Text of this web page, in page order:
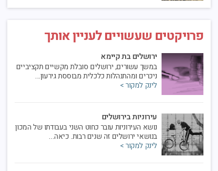
פרויקטים שעשויים לעניין אותך
ירושלים בת קיימא
במשך עשורים, ירושלים סובלת מקשיים תקציביים
ניכרים ומהתנהלות כלכלית מבוססת גירעון...
לינק למקור >
עירוניות בירושלים
נושא העירוניות עובר כחוט השני בעבודתו של המכון
בנושאי ירושלים זה שנים רבות. כיאה...
לינק למקור >